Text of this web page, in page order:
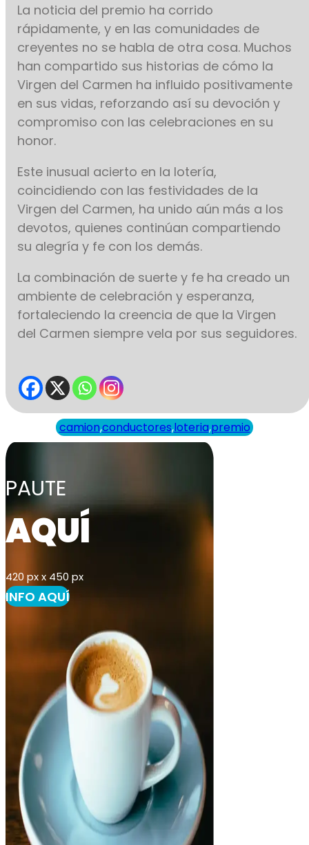
La noticia del premio ha corrido
rápidamente, y en las comunidades de
creyentes no se habla de otra cosa. Muchos
han compartido sus historias de cómo la
Virgen del Carmen ha influido positivamente
en sus vidas, reforzando así su devoción y
compromiso con las celebraciones en su
honor.
Este inusual acierto en la lotería,
coincidiendo con las festividades de la
Virgen del Carmen, ha unido aún más a los
devotos, quienes continúan compartiendo
su alegría y fe con los demás.
La combinación de suerte y fe ha creado un
ambiente de celebración y esperanza,
fortaleciendo la creencia de que la Virgen
del Carmen siempre vela por sus seguidores.
camion,conductores,loteria,premio
PAUTE
AQUÍ
420 px x 450 px
INFO AQUÍ